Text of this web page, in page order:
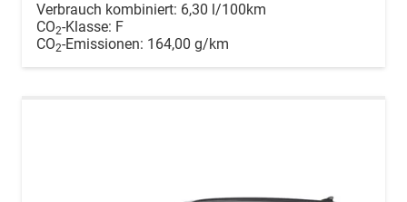
Verbrauch kombiniert: 6,30 l/100km
CO2-Klasse: F
CO2-Emissionen: 164,00 g/km